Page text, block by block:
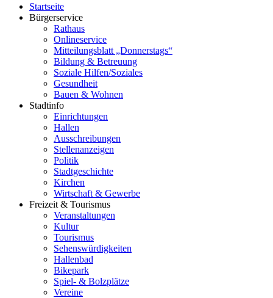
Startseite
Bürgerservice
Rathaus
Onlineservice
Mitteilungsblatt „Donnerstags“
Bildung & Betreuung
Soziale Hilfen/Soziales
Gesundheit
Bauen & Wohnen
Stadtinfo
Einrichtungen
Hallen
Ausschreibungen
Stellenanzeigen
Politik
Stadtgeschichte
Kirchen
Wirtschaft & Gewerbe
Freizeit & Tourismus
Veranstaltungen
Kultur
Tourismus
Sehenswürdigkeiten
Hallenbad
Bikepark
Spiel- & Bolzplätze
Vereine